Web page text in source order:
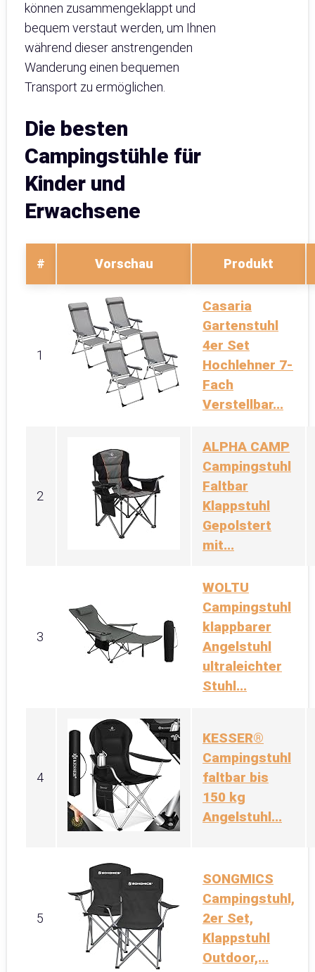
können zusammengeklappt und
bequem verstaut werden, um Ihnen
während dieser anstrengenden
Wanderung einen bequemen
Transport zu ermöglichen.
Die besten
Campingstühle für
Kinder und
Erwachsene
# Vorschau Produkt
1
Casaria
Gartenstuhl
4er Set
Hochlehner 7-
Fach
Verstellbar...
2
ALPHA CAMP
Campingstuhl
Faltbar
Klappstuhl
Gepolstert
mit...
3
WOLTU
Campingstuhl
klappbarer
Angelstuhl
ultraleichter
Stuhl...
4
KESSER®
Campingstuhl
faltbar bis
150 kg
Angelstuhl...
5
SONGMICS
Campingstuhl,
2er Set,
Klappstuhl
Outdoor,...